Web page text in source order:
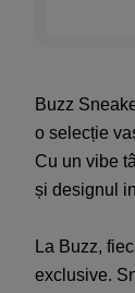
Buzz
o selecție
Cu un vibe
și designul
La Buzz,
exclusive.